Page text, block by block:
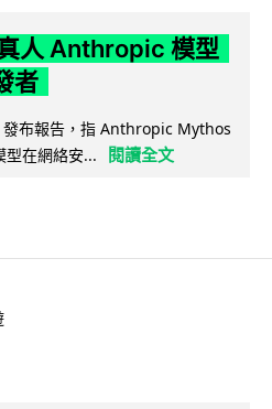
人 Anthropic 模型
者
布報告，指 Anthropic Mythos
型在網絡安...
閱讀全文